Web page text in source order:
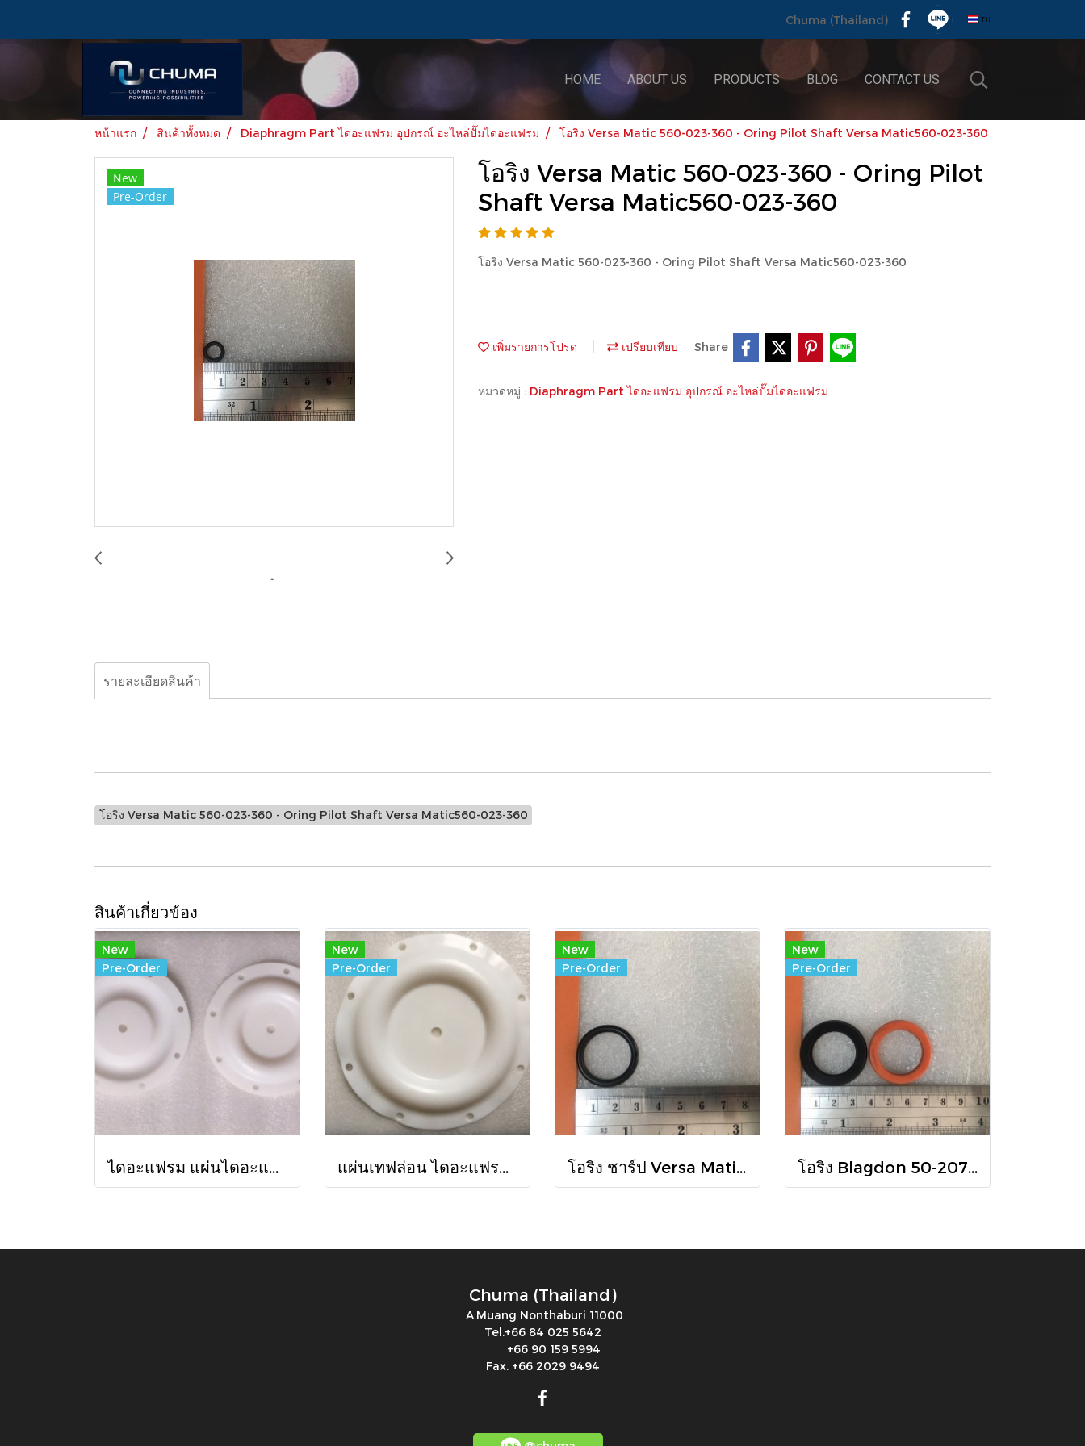
Chuma (Thailand) TH
HOME ABOUT US PRODUCTS BLOG CONTACT US
หน้าแรก สินค้าทั้งหมด Diaphragm Part ไดอะแฟรม อุปกรณ์ อะไหล่ปั๊มไดอะแฟรม โอริง Versa Matic 560-023-360 - Oring Pilot Shaft Versa Matic560-023-360
New
Pre-Order
โอริง Versa Matic 560-023-360 - Oring Pilot
Shaft Versa Matic560-023-360
โอริง Versa Matic 560-023-360 - Oring Pilot Shaft Versa Matic560-023-360
เพิ่มรายการโปรด เปรียบเทียบ Share
หมวดหมู่ : Diaphragm Part ไดอะแฟรม อุปกรณ์ อะไหล่ปั๊มไดอะแฟรม
รายละเอียดสินค้า
โอริง Versa Matic 560-023-360 - Oring Pilot Shaft Versa Matic560-023-360
สินค้าเกี่ยวข้อง
New
Pre-Order
ไดอะแฟรม แผ่นไดอะแฟรมเทฟล่อน Sandpiper 286-015-604 // Diaphragm Teflon Sandpiper Pump Part No. 286-015-604
New
Pre-Order
แผ่นเทฟล่อน ไดอะแฟรม Sandpiper 286-020-604 // Diaphragm Teflon for Sandpiper Pump Part No. 286-020-604
New
Pre-Order
โอริง ชาร์ป Versa Matic P24-403 - Oring Shaft Versa Matic P24-403
New
Pre-Order
โอริง Blagdon 50-207 - Oring Blagdon 50-207
Chuma (Thailand)
A.Muang Nonthaburi 11000
Tel.+66 84 025 5642
+66 90 159 5994
Fax. +66 2029 9494